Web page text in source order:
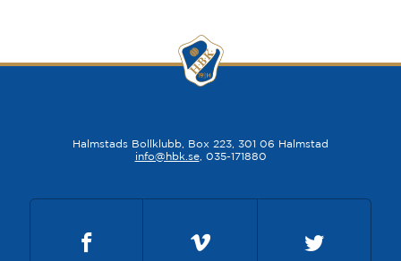
Halmstads Bollklubb, Box 223, 301 06 Halmstad
info@hbk.se, 035-171880